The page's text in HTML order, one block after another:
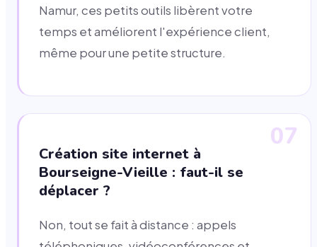
Namur, ces petits outils libèrent votre
temps et améliorent l'expérience client,
même pour une petite structure.
07
Création site internet à
Bourseigne-Vieille : faut-il se
déplacer ?
Non, tout se fait à distance : appels